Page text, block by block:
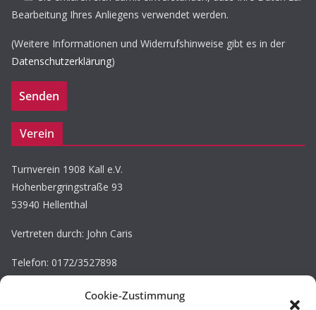
Cookie-Zustimmung
Bearbeitung Ihres Anliegens verwendet werden.
(Weitere Informationen und Widerrufshinweise gibt es in der
Datenschutzerklärung)
Verein
Turnverein 1908 Kall e.V.
Hohenbergringstraße 93
53940 Hellenthal
Vertreten durch: John Caris
Telefon: 0172/3527898
E-Mail: john.caris@tv-kall.de